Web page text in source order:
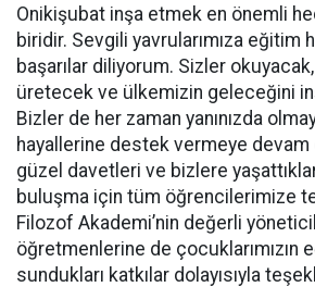
Onikişubat inşa etmek en önemli
biridir. Sevgili yavrularımıza eğitim
başarılar diliyorum. Sizler
üretecek ve ülkemizin geleceğini
Bizler de her zaman yanınızda
hayallerine destek vermeye
güzel davetleri ve bizlere
buluşma için tüm öğrencilerimize
Filozof Akademi’nin değerli
öğretmenlerine de çocuklarımızın
sundukları katkılar dolayısıyla